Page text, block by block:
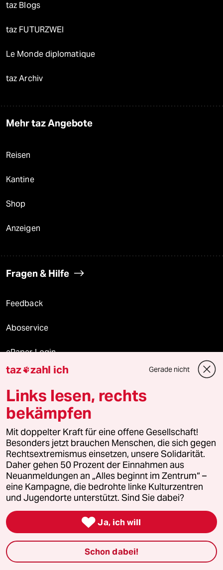
taz Blogs
taz FUTURZWEI
Le Monde diplomatique
taz Archiv
Mehr taz Angebote
Reisen
Kantine
Shop
Anzeigen
Fragen & Hilfe
Feedback
Aboservice
ePaper Login
Downloads für Abonnierende
© 2026 taz Verlags und Vertriebs GmbH
Alle Rechte vorbehalten. Bei rechtlichen Fragen oder für Genehmigungen
wenden Sie sich bitte an
lizenzen@taz.de
Feedback Redaktionsstatut Kommune-Richtlinien
Leitlinie Informant Datenschutz Impressum AGB
Seitenwende Einwilligungen widerrufen (Ads)
taz zahl ich Gerade nicht
Links lesen, rechts
bekämpfen
Mit doppelter Kraft für eine offene Gesellschaft!
Besonders jetzt brauchen Menschen, die sich gegen
Rechtsextremismus einsetzen, unsere Solidarität.
Daher gehen 50 Prozent der Einnahmen aus
Neuanmeldungen an „Alles beginnt im Zentrum“ –
eine Kampagne, die bedrohte linke Kulturzentren
und Jugendorte unterstützt. Sind Sie dabei?
 Ja, ich will
Schon dabei!